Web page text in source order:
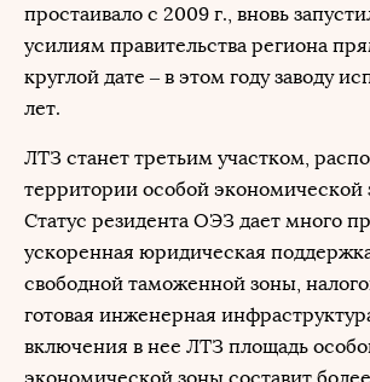
простаивало с 2009 г., вновь
усилиям правительства региона
круглой дате – в этом году заводу
лет.
ЛТЗ станет третьим участком,
территории особой экономической
Статус резидента ОЭЗ дает много
ускоренная юридическая
свободной таможенной зоны,
готовая инженерная
включения в нее ЛТЗ площадь